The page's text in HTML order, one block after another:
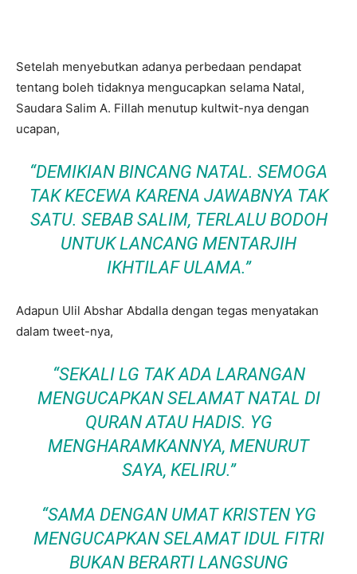
Setelah menyebutkan adanya perbedaan pendapat
tentang boleh tidaknya mengucapkan selama Natal,
Saudara Salim A. Fillah menutup kultwit-nya dengan
ucapan,
“DEMIKIAN BINCANG NATAL. SEMOGA
TAK KECEWA KARENA JAWABNYA TAK
SATU. SEBAB SALIM, TERLALU BODOH
UNTUK LANCANG MENTARJIH
IKHTILAF ULAMA.”
Adapun Ulil Abshar Abdalla dengan tegas menyatakan
dalam tweet-nya,
“SEKALI LG TAK ADA LARANGAN
MENGUCAPKAN SELAMAT NATAL DI
QURAN ATAU HADIS. YG
MENGHARAMKANNYA, MENURUT
SAYA, KELIRU.”
“SAMA DENGAN UMAT KRISTEN YG
MENGUCAPKAN SELAMAT IDUL FITRI
BUKAN BERARTI LANGSUNG